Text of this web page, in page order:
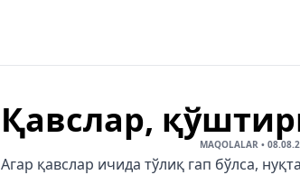
Қавслар,
MAQOLALAR •
Агар қавслар ичида тўлиқ гап бўлса,